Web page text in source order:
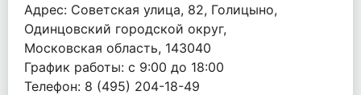
Адрес: Советская улица, 82, Голицыно,
Одинцовский городской округ,
Московская область, 143040
График работы: с 9:00 до 18:00
Телефон: 8 (495) 204-18-49